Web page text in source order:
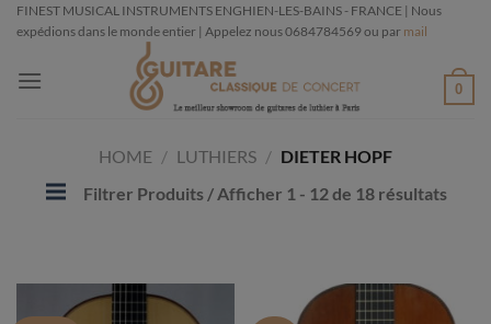
Passer
au
FINEST MUSICAL INSTRUMENTS ENGHIEN-LES-BAINS - FRANCE | Nous
expédions dans le monde entier | Appelez nous 0684784569 ou par mail
0
HOME / LUTHIERS / DIETER HOPF
Filtrer Produits / Afficher 1 - 12 de 18 résultats